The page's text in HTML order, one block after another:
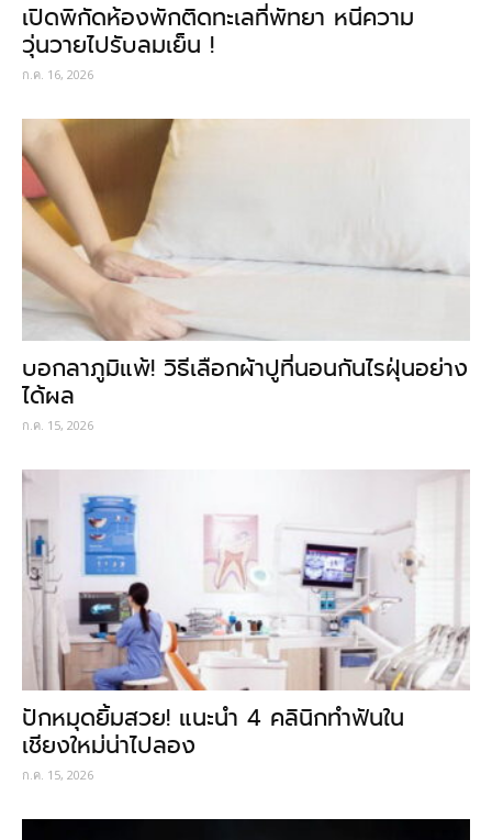
เปิดพิกัดห้องพักติดทะเลที่พัทยา หนีความ
วุ่นวายไปรับลมเย็น !
ก.ค. 16, 2026
บอกลาภูมิแพ้! วิธีเลือกผ้าปูที่นอนกันไรฝุ่นอย่าง
ได้ผล
ก.ค. 15, 2026
ปักหมุดยิ้มสวย! แนะนำ 4 คลินิกทำฟันใน
เชียงใหม่น่าไปลอง
ก.ค. 15, 2026